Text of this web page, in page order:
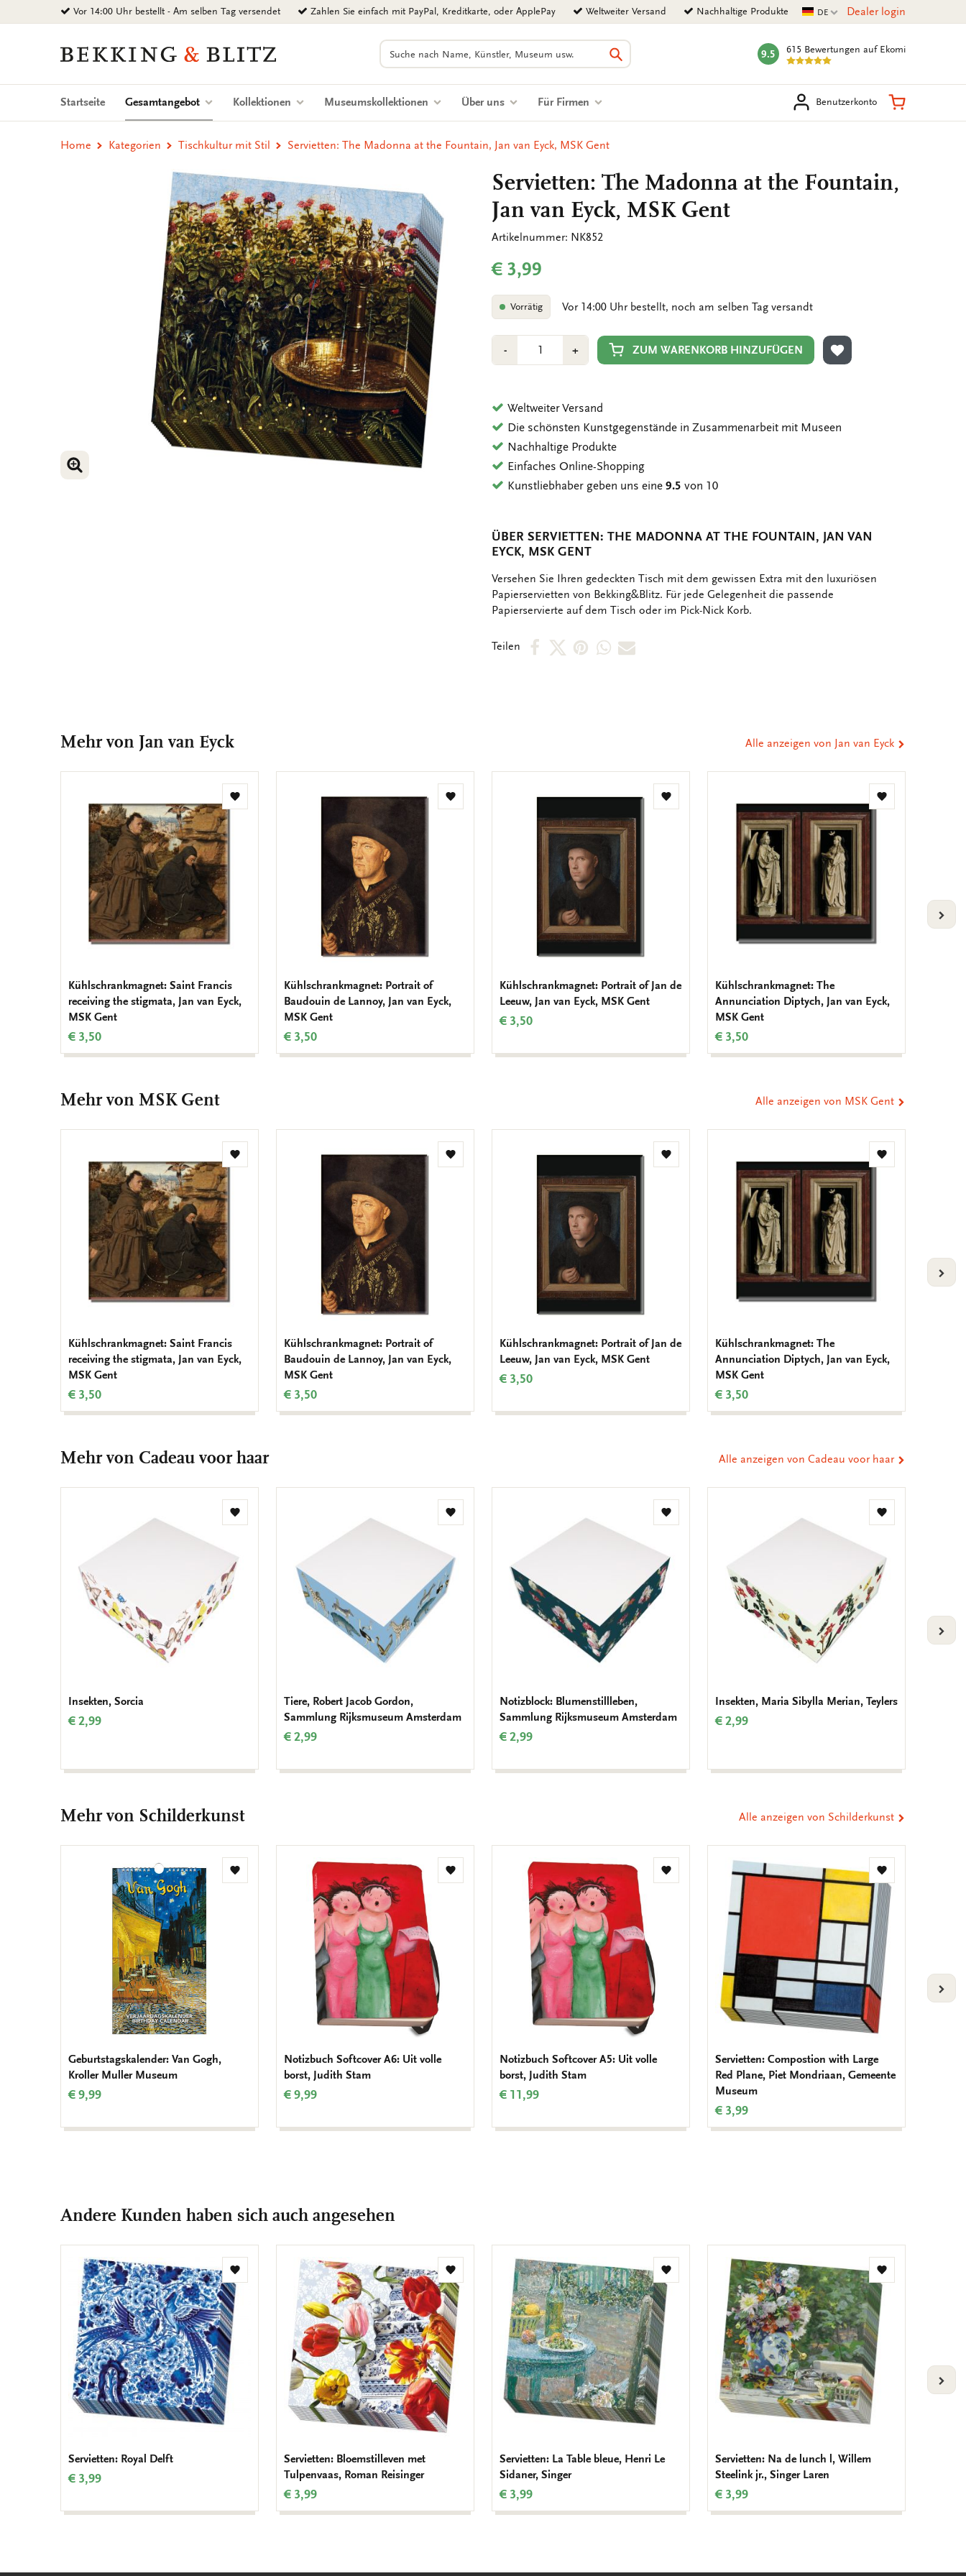
zum
Vor 14:00 Uhr bestellt - Am selben Tag versendet Zahlen Sie einfach mit PayPal, Kreditkarte, oder ApplePay Weltweiter Versand Nachhaltige Produkte Aktuelle Sprache
DE Dealer login
Bekking
Blitz
Uitgevers
Suchen
Suchen
mark:
9.5 615 Bewertungen auf Ekomi
Startseite Gesamtangebot (current)Kollektionen Museumskollektionen Über uns Für Firmen Benutzerkonto Warenkorb
Home Kategorien Tischkultur mit Stil Servietten: The Madonna at the Fountain, Jan van Eyck, MSK Gent
BILD VERGRÖSSERN
Servietten: The Madonna at the Fountain,
Jan van Eyck, MSK Gent
Artikelnummer: NK852
€ 3,99
Vorrätig Vor 14:00 Uhr bestellt, noch am selben Tag versandt
-Min
1
+Plus
1
ZUM WARENKORB HINZUFÜGEN
ZUR WUNSCHLISTE
Weltweiter Versand
Die schönsten Kunstgegenstände in Zusammenarbeit mit Museen
Nachhaltige Produkte
Einfaches Online-Shopping
Kunstliebhaber geben uns eine9.5 von 10
ÜBER SERVIETTEN: THE MADONNA AT THE FOUNTAIN, JAN VAN
EYCK, MSK GENT
OMSCHRIJVING
Versehen Sie Ihren gedeckten Tisch mit dem gewissen Extra mit den luxuriösen
Papierservietten von Bekking&Blitz. Für jede Gelegenheit die passende
Papierservierte auf dem Tisch oder im Pick-Nick Korb.
Teilen
Per Per Per PerPer
Mehr von Jan van Eyck Alle anzeigen von Jan van Eyck
Zur
Kühlschrankmagnet: Saint Francis
receiving the stigmata, Jan van Eyck,
MSK Gent
€ 3,50
Zur
Kühlschrankmagnet: Portrait of
Baudouin de Lannoy, Jan van Eyck,
MSK Gent
€ 3,50
Zur
Kühlschrankmagnet: Portrait of Jan de
Leeuw, Jan van Eyck, MSK Gent
€ 3,50
Zur
Kühlschrankmagnet: The
Annunciation Diptych, Jan van Eyck,
MSK Gent
€ 3,50
Mehr von MSK Gent Alle anzeigen von MSK Gent
Zur
Kühlschrankmagnet: Saint Francis
receiving the stigmata, Jan van Eyck,
MSK Gent
€ 3,50
Zur
Kühlschrankmagnet: Portrait of
Baudouin de Lannoy, Jan van Eyck,
MSK Gent
€ 3,50
Zur
Kühlschrankmagnet: Portrait of Jan de
Leeuw, Jan van Eyck, MSK Gent
€ 3,50
Zur
Kühlschrankmagnet: The
Annunciation Diptych, Jan van Eyck,
MSK Gent
€ 3,50
Mehr von Cadeau voor haar Alle anzeigen von Cadeau voor haar
Zur
Insekten, Sorcia
€ 2,99
Zur
Tiere, Robert Jacob Gordon,
Sammlung Rijksmuseum Amsterdam
€ 2,99
Zur
Notizblock: Blumenstillleben,
Sammlung Rijksmuseum Amsterdam
€ 2,99
Zur
Insekten, Maria Sibylla Merian, Teylers
€ 2,99
Mehr von Schilderkunst Alle anzeigen von Schilderkunst
Zur
Geburtstagskalender: Van Gogh,
Kroller Muller Museum
€ 9,99
Zur
Notizbuch Softcover A6: Uit volle
borst, Judith Stam
€ 9,99
Zur
Notizbuch Softcover A5: Uit volle
borst, Judith Stam
€ 11,99
Zur
Wunschliste
hinzufügen
Servietten: Compostion with Large
Red Plane, Piet Mondriaan, Gemeente
Museum
€ 3,99
Andere Kunden haben sich auch angesehen
Zur
Wunschliste
hinzufügen
Servietten: Royal Delft
€ 3,99
Zur
Wunschliste
hinzufügen
Servietten: Bloemstilleven met
Tulpenvaas, Roman Reisinger
€ 3,99
Zur
Wunschliste
hinzufügen
Servietten: La Table bleue, Henri Le
Sidaner, Singer
€ 3,99
Zur
Wunschliste
hinzufügen
Servietten: Na de lunch l, Willem
Steelink jr., Singer Laren
€ 3,99